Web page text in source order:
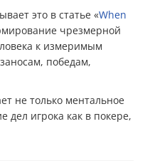
это в статье «When
чрезмерной
к измеримым
победам,
не только ментальное
дел игрока как в покере,